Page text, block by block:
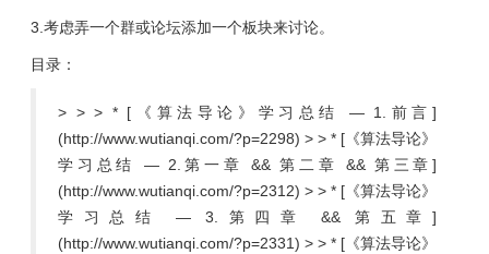
3.考虑弄一个群或论坛添加一个板块来讨论。
目录：
> > > * [《算法导论》学习总结 — 1.前言]
(http://www.wutianqi.com/?p=2298) > > * [《算法导论》
学习总结 — 2.第一章 && 第二章 && 第三章]
(http://www.wutianqi.com/?p=2312) > > * [《算法导论》
学习总结 — 3.第四章 && 第五章]
(http://www.wutianqi.com/?p=2331) > > * [《算法导论》